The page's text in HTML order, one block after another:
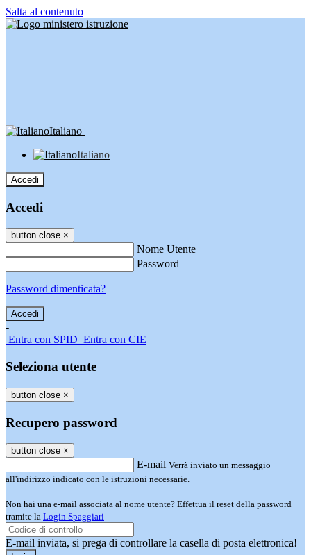
Salta al contenuto
Italiano
Italiano
Accedi
Accedi
button close ×
Nome Utente
Password
Password dimenticata?
-
Entra con SPID Entra con CIE
Seleziona utente
button close ×
Recupero password
button close ×
E-mail Verrà inviato un messaggio
all'indirizzo indicato con le istruzioni necessarie.
Non hai una e-mail associata al nome utente? Effettua il reset della password
tramite la Login Spaggiari
E-mail inviata, si prega di controllare la casella di posta elettronica!